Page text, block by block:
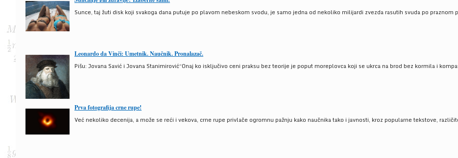
Sunce, taj žuti disk koji svakoga dana putuje po plavom nebeskom svodu, je samo jedna od nekoliko milijardi zvezda rasutih svuda po praznom
Leonardo da Vinči: Umetnik. Naučnik. Pronalazač.
Pišu: Jovana Savić i Jovana Stanimirović“Onaj ko isključivo ceni praksu bez teorije je poput moreplovca koji se ukrca na brod bez kormila i
Prva fotografija crne rupe!
Već nekoliko decenija, a može se reći i vekova, crne rupe privlače ogromnu pažnju kako naučnika tako i javnosti, kroz popularne tekstove,